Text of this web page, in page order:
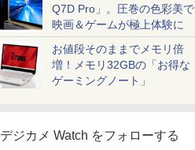
Q7D Pro」。圧巻の色彩美で
映画＆ゲームが極上体験に
お値段そのままでメモリ倍
増！メモリ32GBの「お得な
ゲーミングノート」
デジカメ Watch をフォローする